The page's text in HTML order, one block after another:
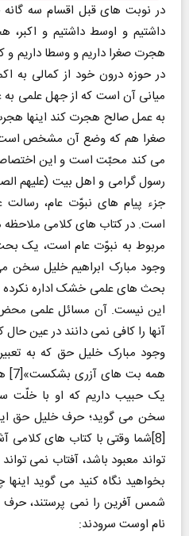
در نوبت های قبل اقسام سه
داشتیم و اوسط داشتیم و
هجرت صغرا داریم و وسطا داریم و
در حوزه درون خود از کمالی
میانی آن است که از جهل علمی
به عمل صالح هجرت کند اینها
صغرا هم که وضع آن مشخص است.
می کند محبّت است و این
رسول گرامی و اهل بیت (علیهم
جزء پیام های نبوّت عام،
است. در کتاب های کلامی
مربوط به نبوّت عام است، یک
وجود مبارک ابراهیم خلیل سخن
بحث های علمی خشک اداره
این نیست. آن مسائل علمی محض
آنها را کافی نمی دانند در عین حال
وجود مبارک خلیل حق که به
یک حبیب داریم که او با خلّت
سخن می گوید؛ حرف خلیل حق
[8]شما وقتی با کتاب های کلامی
تواند معبود باشد، آفتاب نمی
بخواهید نگاه کنید می گوید
شمس آفرین را نمی پرستند، حرف
نام اوست سرودند: